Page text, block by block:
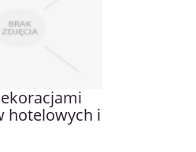
hotelowych i